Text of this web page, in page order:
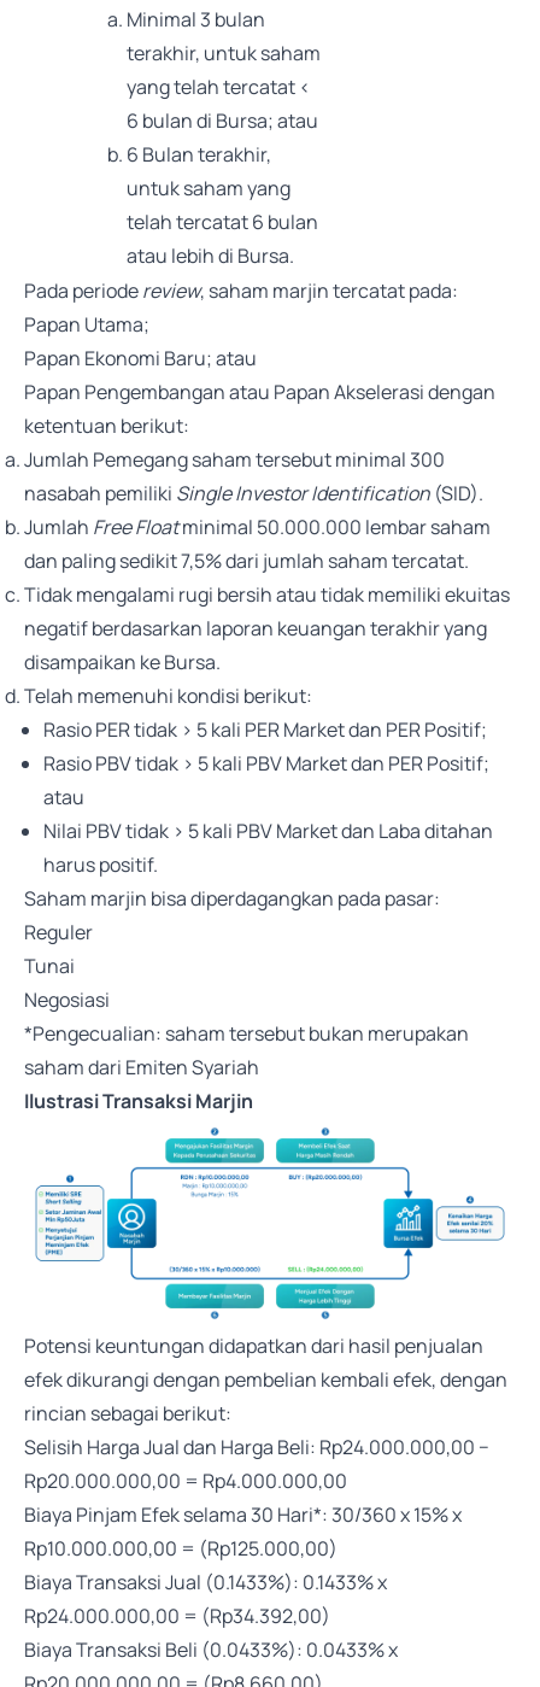
Minimal 3 bulan
terakhir, untuk saham
yang telah tercatat <
6 bulan di Bursa; atau
6 Bulan terakhir,
untuk saham yang
telah tercatat 6 bulan
atau lebih di Bursa.
Pada periodereview, saham marjin tercatat pada:
Papan Utama;
Papan Ekonomi Baru; atau
Papan Pengembangan atau Papan Akselerasi dengan
ketentuan berikut:
Jumlah Pemegang saham tersebut minimal 300
nasabah pemiliki Single Investor Identification (SID).
Jumlah Free Floatminimal 50.000.000 lembar saham
dan paling sedikit 7,5% dari jumlah saham tercatat.
Tidak mengalami rugi bersih atau tidak memiliki ekuitas
negatif berdasarkan laporan keuangan terakhir yang
disampaikan ke Bursa.
Telah memenuhi kondisi berikut:
Rasio PER tidak > 5 kali PER Market dan PER Positif;
Rasio PBV tidak > 5 kali PBV Market dan PER Positif;
atau
Nilai PBV tidak > 5 kali PBV Market dan Laba ditahan
harus positif.
Saham marjin bisa diperdagangkan pada pasar:
Reguler
Tunai
Negosiasi
*Pengecualian: saham tersebut bukan merupakan
saham dari Emiten Syariah
Ilustrasi Transaksi Marjin
Potensi keuntungan didapatkan dari hasil penjualan
efek dikurangi dengan pembelian kembali efek, dengan
rincian sebagai berikut:
Selisih Harga Jual dan Harga Beli: Rp24.000.000,00 −
Rp20.000.000,00 = Rp4.000.000,00
Biaya Pinjam Efek selama 30 Hari*: 30/360 x 15% x
Rp10.000.000,00 = (Rp125.000,00)
Biaya Transaksi Jual (0.1433%): 0.1433% x
Rp24.000.000,00 = (Rp34.392,00)
Biaya Transaksi Beli (0.0433%): 0.0433% x